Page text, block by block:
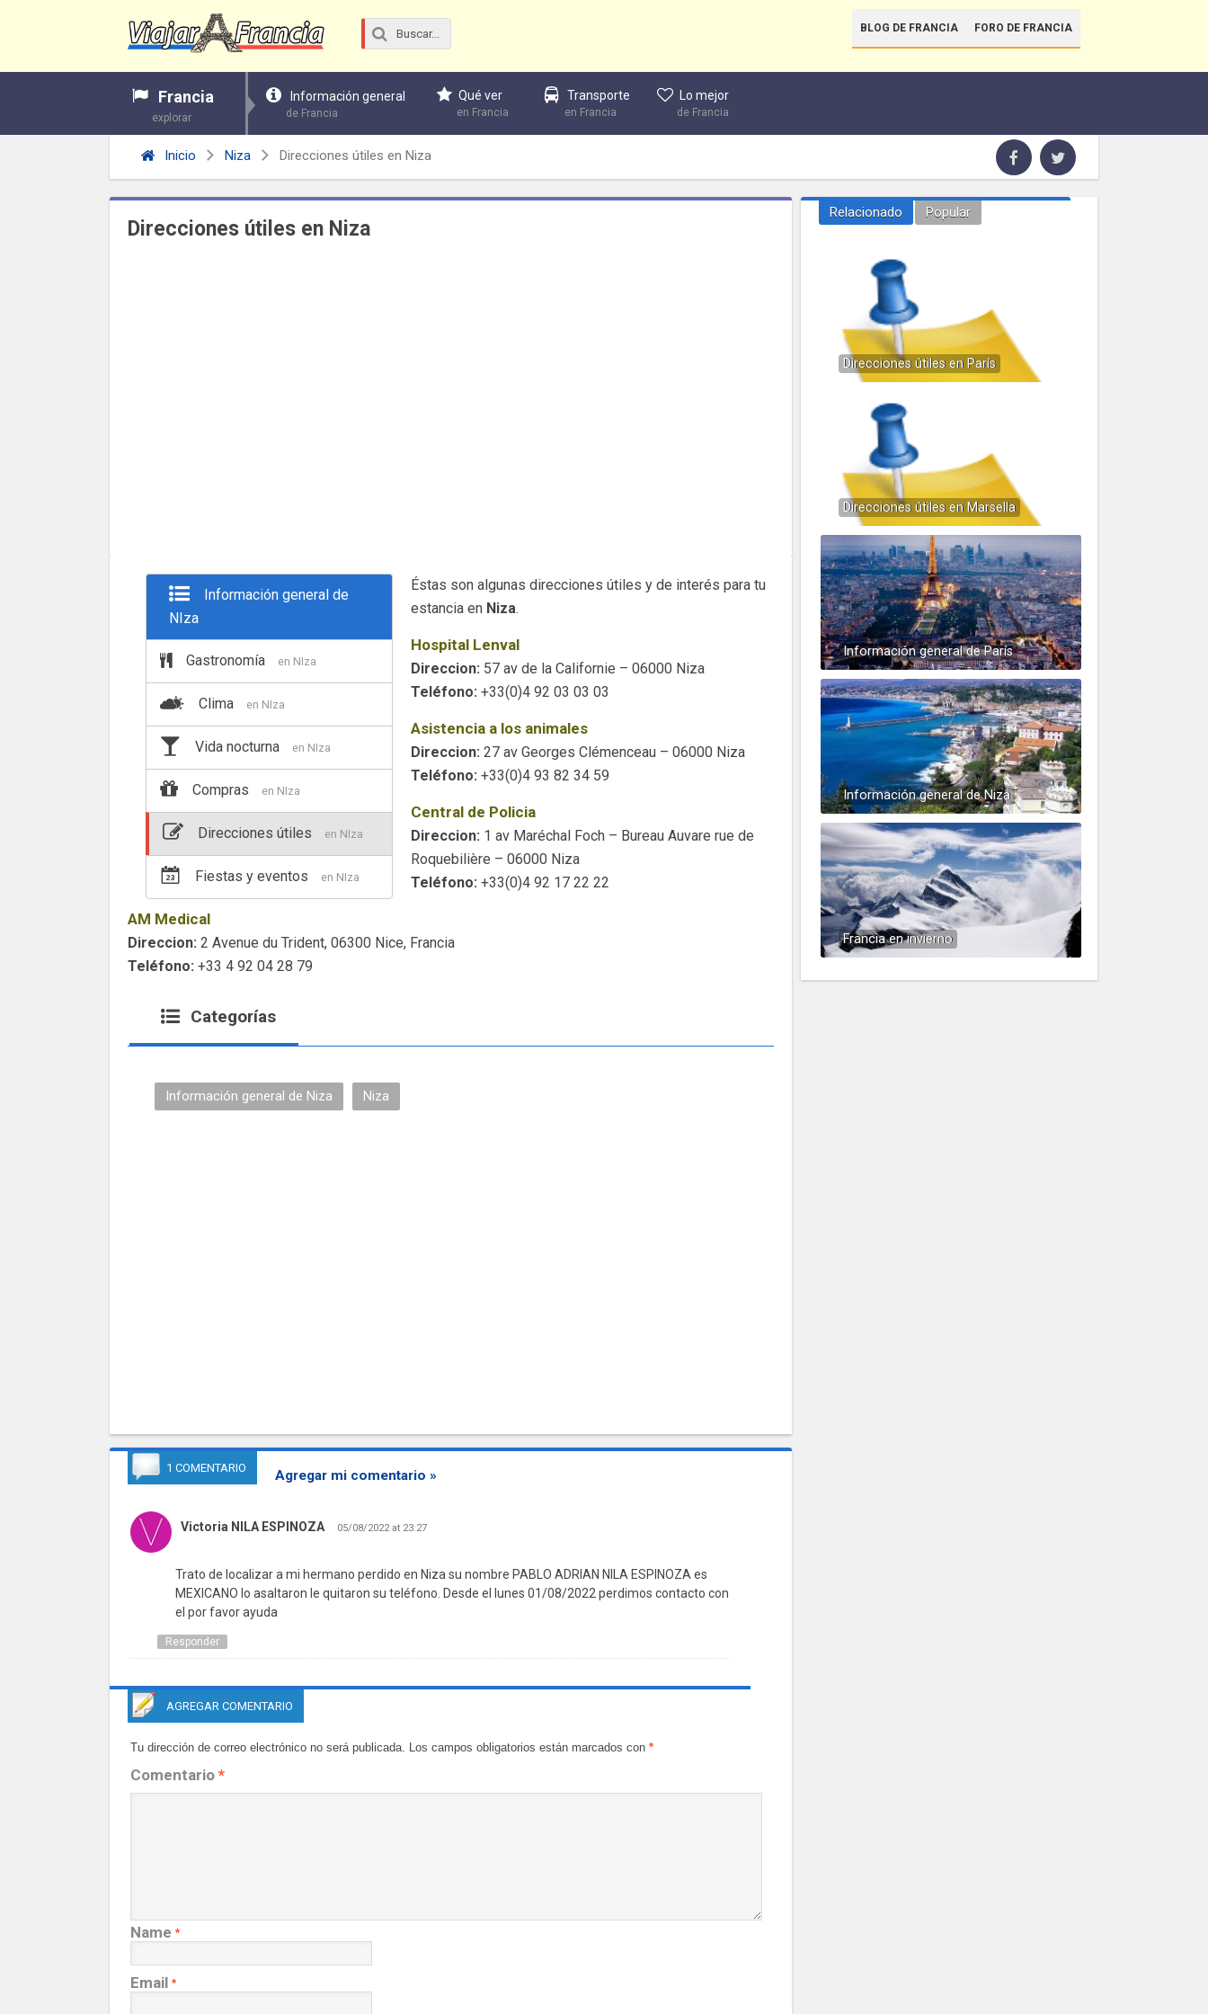
BLOG DE FRANCIA FORO DE FRANCIA
Francia
explorar
Información general
de Francia
Qué ver
en Francia
Transporte
en Francia
Lo mejor
de Francia
Inicio Niza Direcciones útiles en Niza
Direcciones útiles en Niza
Información general de
NIza
Gastronomía en NIza
Clima en NIza
Vida nocturna en NIza
Compras en NIza
Direcciones útiles en NIza
Fiestas y eventos en NIza
Éstas son algunas direcciones útiles y de interés para tu
estancia en Niza.
Hospital Lenval
Direccion: 57 av de la Californie – 06000 Niza
Teléfono: +33(0)4 92 03 03 03
Asistencia a los animales
Direccion: 27 av Georges Clémenceau – 06000 Niza
Teléfono: +33(0)4 93 82 34 59
Central de Policia
Direccion: 1 av Maréchal Foch – Bureau Auvare rue de
Roquebilière – 06000 Niza
Teléfono: +33(0)4 92 17 22 22
AM Medical
Direccion: 2 Avenue du Trident, 06300 Nice, Francia
Teléfono: +33 4 92 04 28 79
Categorías
Información general de Niza Niza
1 COMENTARIO Agregar mi comentario »
Victoria NILA ESPINOZA 05/08/2022 at 23:27
Trato de localizar a mi hermano perdido en Niza su nombre PABLO ADRIAN NILA ESPINOZA es
MEXICANO lo asaltaron le quitaron su teléfono. Desde el lunes 01/08/2022 perdimos contacto con
el por favor ayuda
Responder
AGREGAR COMENTARIO
Tu dirección de correo electrónico no será publicada. Los campos obligatorios están marcados con *
Comentario *
Name *
Email *
Relacionado Popular
Direcciones útiles en París
Direcciones útiles en Marsella
Información general de París
Información general de Niza
Francia en invierno